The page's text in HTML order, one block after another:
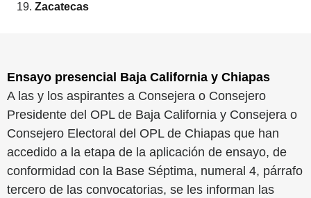
Zacatecas
Ensayo presencial Baja California y Chiapas
A las y los aspirantes a Consejera o Consejero
Presidente del OPL de Baja California y Consejera o
Consejero Electoral del OPL de Chiapas que han
accedido a la etapa de la aplicación de ensayo, de
conformidad con la Base Séptima, numeral 4, párrafo
tercero de las convocatorias, se les informan las